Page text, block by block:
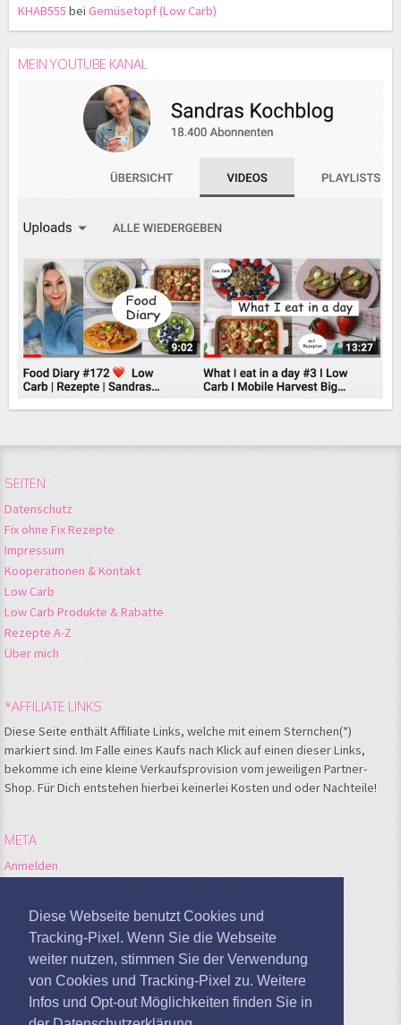
Diese Webseite benutzt Cookies und
Tracking-Pixel. Wenn Sie die Webseite
weiter nutzen, stimmen Sie der Verwendung
von Cookies und Tracking-Pixel zu. Weitere
Infos und Opt-out Möglichkeiten finden Sie in
KHAB555 bei Gemüsetopf (Low Carb)
MEIN YOUTUBE KANAL
SEITEN
Datenschutz
Fix ohne Fix Rezepte
Impressum
Kooperationen & Kontakt
Low Carb
Low Carb Produkte & Rabatte
Rezepte A-Z
Über mich
*AFFILIATE LINKS
Diese Seite enthält Affiliate Links, welche mit einem Sternchen(*)
markiert sind. Im Falle eines Kaufs nach Klick auf einen dieser Links,
bekomme ich eine kleine Verkaufsprovision vom jeweiligen Partner-
Shop. Für Dich entstehen hierbei keinerlei Kosten und oder Nachteile!
META
Anmelden
Kommentare-Feed
Google Analytics deaktivieren